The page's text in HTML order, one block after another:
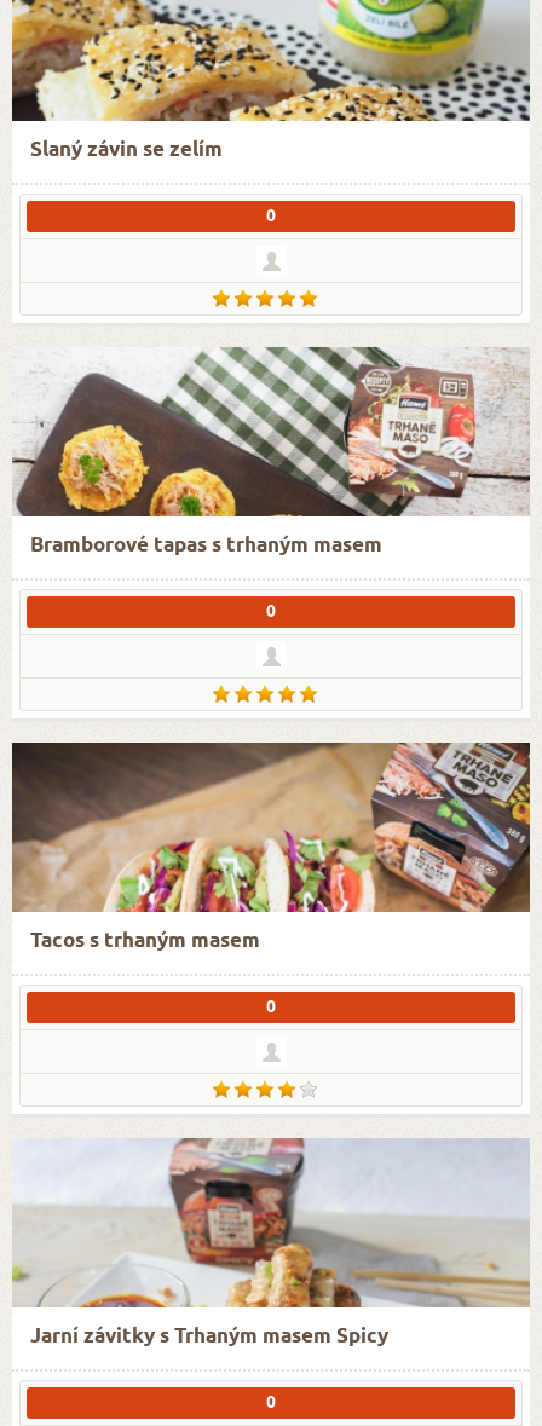
Slaný závin se zelím
0
Bramborové tapas s trhaným masem
0
Tacos s trhaným masem
0
Jarní závitky s Trhaným masem Spicy
0